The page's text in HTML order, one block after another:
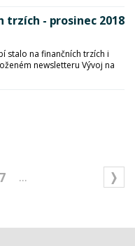
trzích - prosinec 2018
stalo na finančních trzích i
newsletteru Vývoj na
...